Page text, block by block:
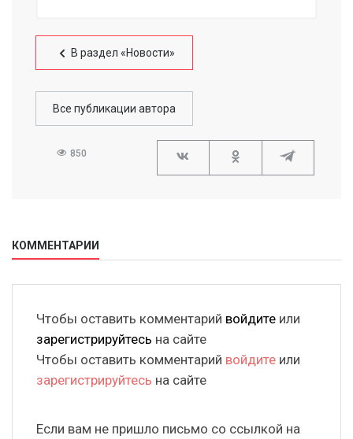
В раздел «Новости»
Все публикации автора
850
КОММЕНТАРИИ
Чтобы оставить комментарий войдите или
зарегистрируйтесь на сайте
Чтобы оставить комментарий войдите или
зарегистрируйтесь на сайте
Если вам не пришло письмо со ссылкой на